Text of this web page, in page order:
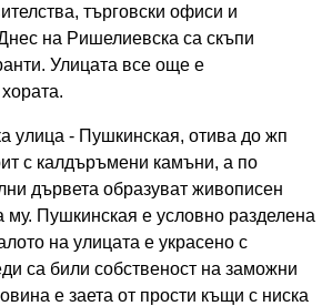
търговски офиси и
на Ришелиевска са скъпи
Улицата все още е
улица - Пушкинская, отива до жп
с калдъръмени камъни, а по
дървета образуват живописен
му. Пушкинская е условно разделена
на улицата е украсено с
са били собственост на заможни
е заета от прости къщи с ниска